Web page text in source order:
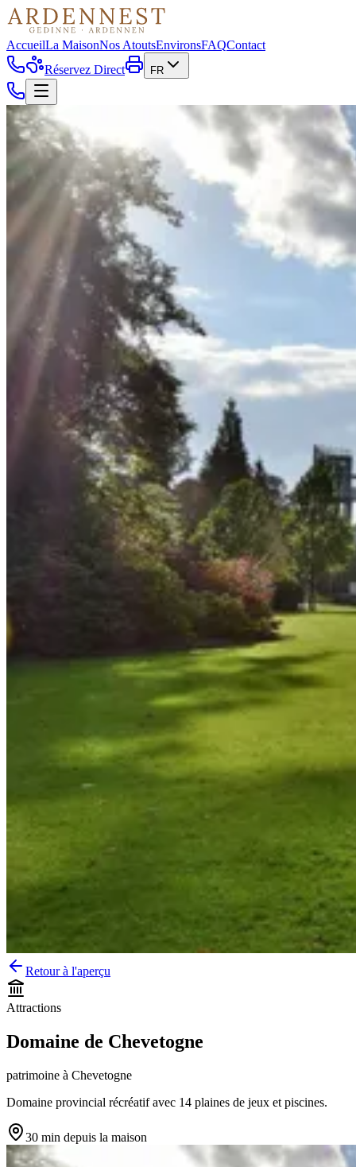
AccueilLa MaisonNos AtoutsEnvironsFAQContact
Réservez Direct
FR
Retour à l'aperçu
Attractions
Domaine de Chevetogne
patrimoine à Chevetogne
Domaine provincial récréatif avec 14 plaines de jeux et piscines.
30 min depuis la maison